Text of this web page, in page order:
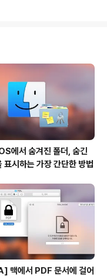
폴
, JP
성하
더만
능하
에서 숨겨진 폴더, 숨긴
표시하는 가장 간단한 방법
맥에서 PDF 문서에 걸어